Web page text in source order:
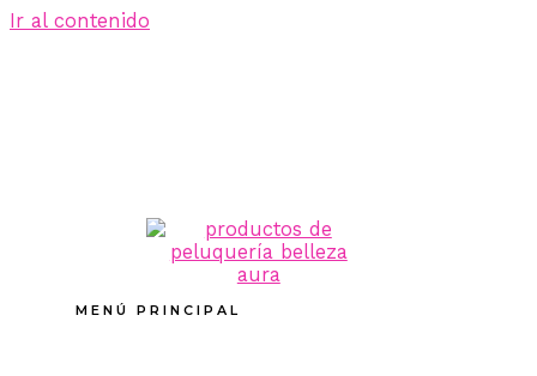
Ir al contenido
MENÚ PRINCIPAL